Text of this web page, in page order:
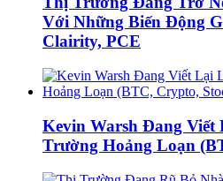
Với Những Biến Động
Clairity, PCE
Kevin Warsh Đang
Trường Hoảng Loạn